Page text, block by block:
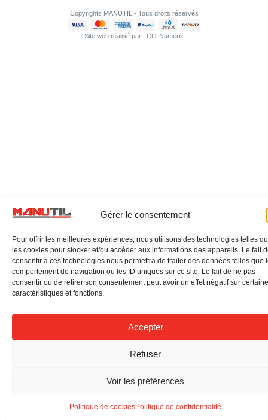
Gérer le consentement
Pour offrir les meilleures expériences, nous utilisons des technologies telles
les cookies pour stocker et/ou accéder aux informations des appareils. Le fait
consentir à ces technologies nous permettra de traiter des données telles que
comportement de navigation ou les ID uniques sur ce site. Le fait de ne pas
consentir ou de retirer son consentement peut avoir un effet négatif sur
caractéristiques et fonctions.
Accepter
Refuser
Voir les préférences
Politique de cookiesPolitique de confidentialité
Copyrights MANUTIL - Tous droits réservés
Site web réalisé par : CG-Nümerik